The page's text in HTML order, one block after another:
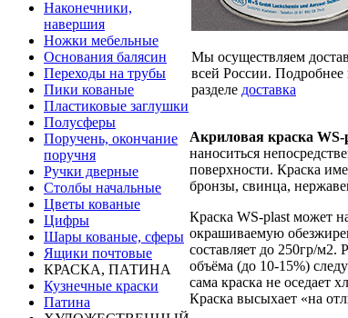
Наконечники,
навершия
Ножки мебельные
Основания балясин
Переходы на трубы
Пики кованые
Пластиковые заглушки
Полусферы
Поручень, окончание
поручня
Ручки дверные
Столбы начальные
Цветы кованые
Цифры
Шары кованые, сферы
Ящики почтовые
КРАСКА, ПАТИНА
Кузнечные краски
Патина
Мы осуществляем
всей России. Подробнее
разделе доставка
Акриловая краска WS-
наноситься
поверхности. Краска
бронзы, свинца,
Краска WS-plast может
окрашиваемую
составляет до 250гр/м2.
объёма (до 10-15%)
сама краска не оседает
Краска высыхает «на